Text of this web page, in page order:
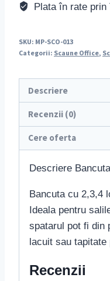
Plata în rate prin
SKU: MP-SCO-013
Categorii: Scaune Office,
Descriere
Recenzii (0)
Cere oferta
Descriere
Bancuta cu 2,3,4
Ideala pentru
spatarul pot fi din
lacuit sau
Recenzii